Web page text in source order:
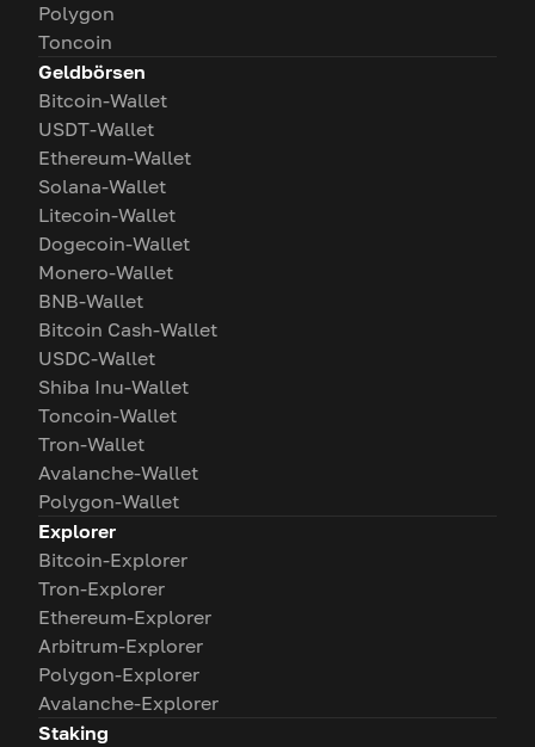
Polygon
Toncoin
Geldbörsen
Bitcoin-Wallet
USDT-Wallet
Ethereum-Wallet
Solana-Wallet
Litecoin-Wallet
Dogecoin-Wallet
Monero-Wallet
BNB-Wallet
Bitcoin Cash-Wallet
USDC-Wallet
Shiba Inu-Wallet
Toncoin-Wallet
Tron-Wallet
Avalanche-Wallet
Polygon-Wallet
Explorer
Bitcoin-Explorer
Tron-Explorer
Ethereum-Explorer
Arbitrum-Explorer
Polygon-Explorer
Avalanche-Explorer
Staking